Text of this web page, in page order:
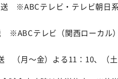
※ABCテレビ・テレビ朝日
テレビ（関西ローカル）
（月～金）よる11：10、（